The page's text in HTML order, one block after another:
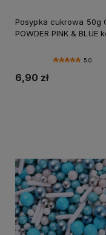
Posypka cukrowa 50g
POWDER PINK & BLUE
5.0
6,90 zł